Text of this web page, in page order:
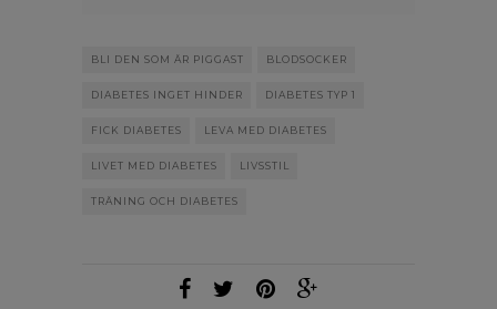
BLI DEN SOM ÄR PIGGAST BLODSOCKER
DIABETES INGET HINDER DIABETES TYP 1
FICK DIABETES LEVA MED DIABETES
LIVET MED DIABETES LIVSSTIL
TRÄNING OCH DIABETES